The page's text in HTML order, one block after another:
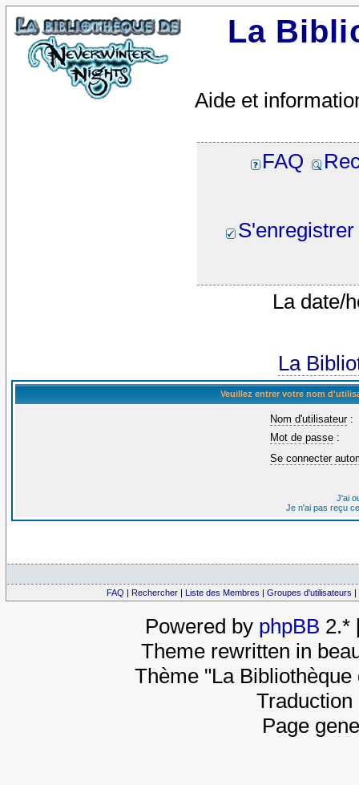
La
Aide et
FAQ
S'enregistrer
La date/
La
Veuillez entrer votre nom
Nom d'utilisateur:
Mot de passe :
Se connecter
J'ai
Je n'ai pas reçu
FAQ | Rechercher | Liste des Membres | Groupes d'utilisateurs |
Powered by phpBB 2.*
Theme rewritten in
Thème "La
Page